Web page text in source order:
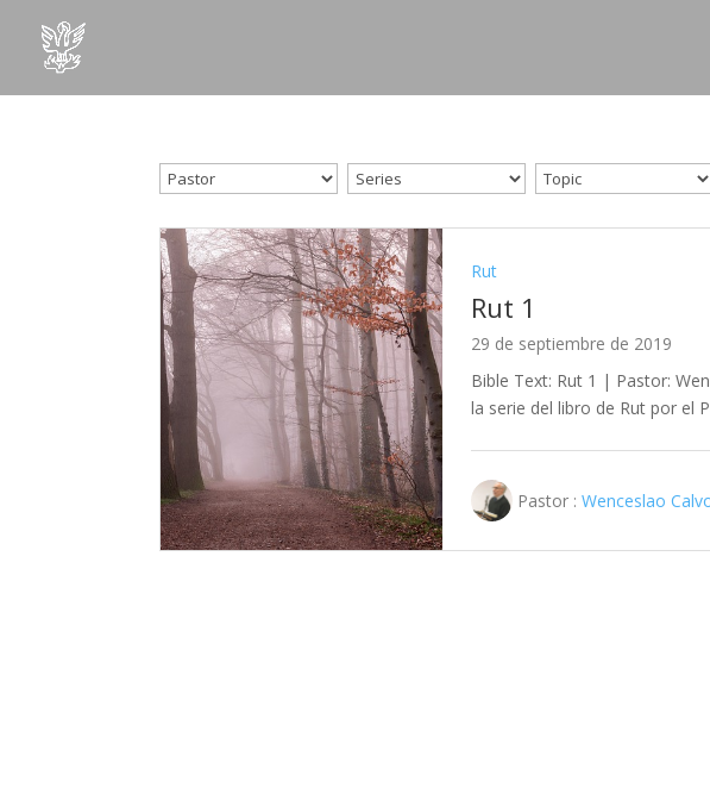
Rut
Rut 1
29 de septiembre de 2019
Bible Text: Rut 1 | Pastor:
la serie del libro de Rut por el
Pastor : Wenceslao